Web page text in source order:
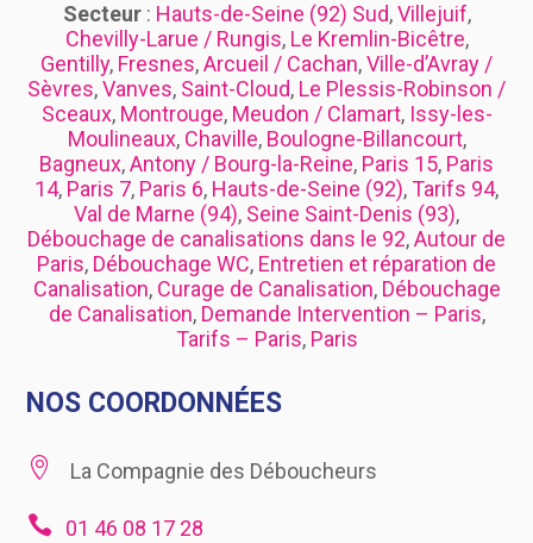
Secteur: Hauts-de-Seine (92) Sud,Villejuif,
Chevilly-Larue / Rungis, Le Kremlin-Bicêtre,
Gentilly, Fresnes,Arcueil / Cachan,Ville-d’Avray /
Sèvres,Vanves, Saint-Cloud, Le Plessis-Robinson /
Sceaux, Montrouge, Meudon / Clamart, Issy-les-
Moulineaux, Chaville, Boulogne-Billancourt,
Bagneux,Antony / Bourg-la-Reine, Paris 15, Paris
14, Paris 7, Paris 6, Hauts-de-Seine (92),Tarifs 94,
Val de Marne (94), Seine Saint-Denis (93),
Débouchage de canalisations dans le 92,Autour de
Paris, Débouchage WC, Entretien et réparation de
Canalisation, Curage de Canalisation, Débouchage
de Canalisation, Demande Intervention – Paris,
Tarifs – Paris, Paris
NOS COORDONNÉES
 La Compagnie des Déboucheurs

01 46 08 17 28